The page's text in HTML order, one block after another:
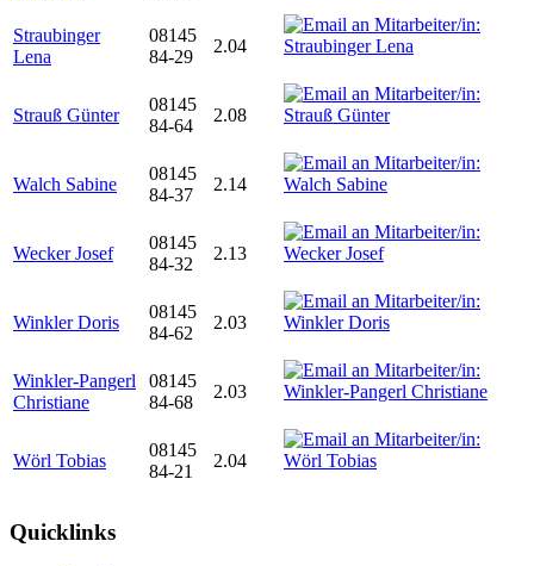
Straubinger
Lena
08145
84-29
2.04
Strauß Günter
08145
84-64
2.08
Walch Sabine
08145
84-37
2.14
Wecker Josef
08145
84-32
2.13
Winkler Doris
08145
84-62
2.03
Winkler-Pangerl
Christiane
08145
84-68
2.03
Wörl Tobias
08145
84-21
2.04
Quicklinks